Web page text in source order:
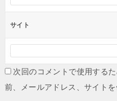
サイト
次回のコメントで使用する
前、メールアドレス、サイトを